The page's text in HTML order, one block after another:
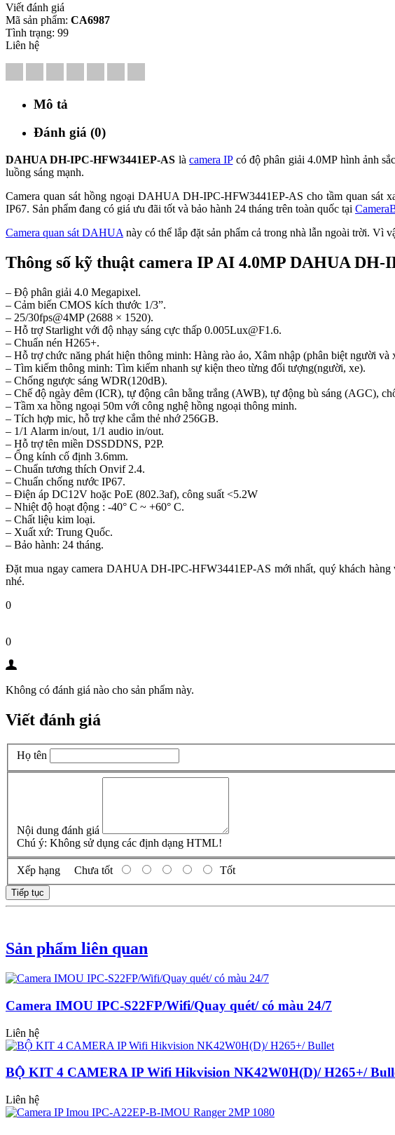
Viết đánh giá
Mã sản phẩm: CA6987
Tình trạng: 99
Liên hệ
Mô tả
Đánh giá (0)
DAHUA DH-IPC-HFW3441EP-AS làcamera IPcó độ phân giải 4.0MP hình ảnh
luồng sáng mạnh.
Camera quan sát hồng ngoại DAHUA DH-IPC-HFW3441EP-AS cho tầm quan sát
IP67. Sản phẩm đang có giá ưu đãi tốt và bảo hành 24 tháng trên toàn quốc tại
Camera quan sát DAHUA này có thể lắp đặt sản phẩm cả trong nhà lẫn ngoài trời. Vì
Thông số kỹ thuật camera IP AI 4.0MP DAHUA DH-
– Độ phân giải 4.0 Megapixel.
– Cảm biến CMOS kích thước 1/3”.
– 25/30fps@4MP (2688 × 1520).
– Hỗ trợ Starlight với độ nhạy sáng cực thấp 0.005Lux@F1.6.
– Chuẩn nén H265+.
– Hỗ trợ chức năng phát hiện thông minh: Hàng rào ảo, Xâm nhập (phân biệt người và
– Tìm kiếm thông minh: Tìm kiếm nhanh sự kiện theo từng đối tượng(người, xe).
– Chống ngược sáng WDR(120dB).
– Chế độ ngày đêm (ICR), tự động cân bằng trắng (AWB), tự động bù sáng (AGC),
– Tầm xa hồng ngoại 50m với công nghệ hồng ngoại thông minh.
– Tích hợp mic, hỗ trợ khe cắm thẻ nhớ 256GB.
– 1/1 Alarm in/out, 1/1 audio in/out.
– Hỗ trợ tên miền DSSDDNS, P2P.
– Ống kính cố định 3.6mm.
– Chuẩn tương thích Onvif 2.4.
– Chuẩn chống nước IP67.
– Điện áp DC12V hoặc PoE (802.3af), công suất <5.2W
– Nhiệt độ hoạt động : -40° C ~ +60° C.
– Chất liệu kim loại.
– Xuất xứ: Trung Quốc.
– Bảo hành: 24 tháng.
Đặt mua ngay camera DAHUA DH-IPC-HFW3441EP-AS mới nhất, quý khách
nhé.
0
0
Không có đánh giá nào cho sản phẩm này.
Viết đánh giá
Họ tên
Nội dung đánh giá
Chú ý: Không sử dụng các định dạng HTML!
Xếp hạng Chưa tốt Tốt
Tiếp tục
Sản phẩm liên quan
Camera IMOU IPC-S22FP/Wifi/Quay quét/ có màu 24/7
Liên hệ
BỘ KIT 4 CAMERA IP Wifi Hikvision NK42W0H(D)/ H265+/
Liên hệ